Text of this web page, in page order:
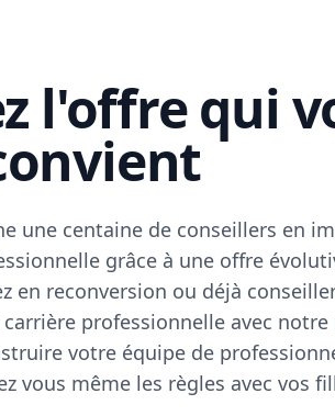
l'offre qui
une centaine de conseillers en
grâce à une offre
en reconversion ou déjà
professionnelle avec notre
votre équipe de
vous même les règles avec vos